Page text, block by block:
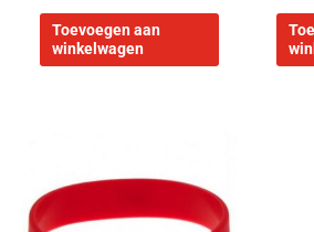
Toevoegen aan
winkelwagen